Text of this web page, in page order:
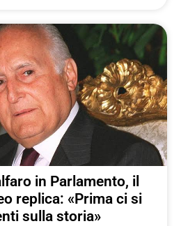
in Parlamento, il
replica: «Prima ci si
sulla storia»